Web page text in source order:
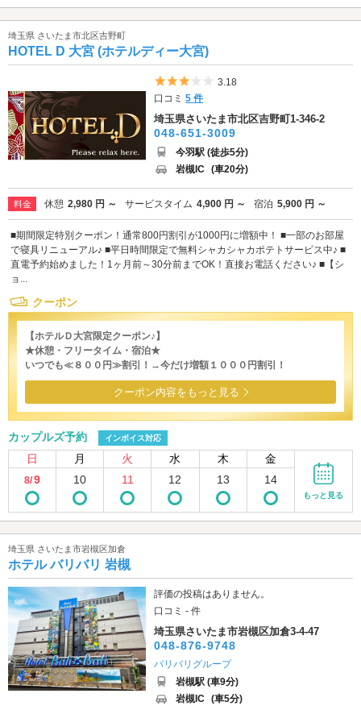
埼玉県 さいたま市北区吉野町
HOTEL D 大宮 (ホテルディー大宮)
5つ星のうち3
3.18
口コミ5 件
埼玉県さいたま市北区吉野町1-346-2
048-651-3009
今羽駅 (徒歩5分)
岩槻IC (車20分)
料金 休憩 2,980 円 ～ サービスタイム 4,900 円 ～ 宿泊 5,900 円 ～
■期間限定特別クーポン！通常800円割引が1000円に増額中！ ■一部のお部屋
で寝具リニューアル♪ ■平日時間限定で無料シャカシャカポテトサービス中♪ ■
直電予約始めました！1ヶ月前～30分前までOK！直接お電話ください♪ ■【シ
ョ...
クーポン
【ホテルＤ大宮限定クーポン♪】
★休憩・フリータイム・宿泊★
いつでも≪８００円≫割引！→今だけ増額１０００円割引！
クーポン内容をもっと見る
カップルズ予約 インボイス対応
日 月 火 水 木 金
8/9 10 11 12 13 14
もっと見る
埼玉県 さいたま市岩槻区加倉
ホテル バリバリ 岩槻
評価の投稿はありません。
口コミ - 件
埼玉県さいたま市岩槻区加倉3-4-47
048-876-9748
バリバリグループ
岩槻駅 (車9分)
岩槻IC (車5分)